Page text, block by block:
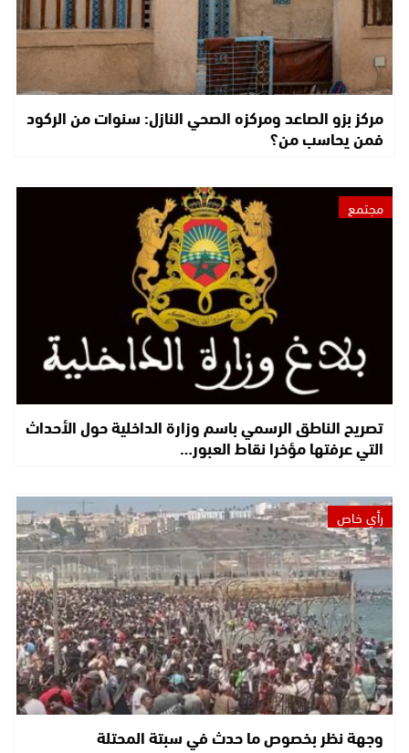
مركز بزو الصاعد ومركزه الصحي النازل: سنوات من الركود
فمن يحاسب من؟
مجتمع
تصريح الناطق الرسمي باسم وزارة الداخلية حول الأحداث
التي عرفتها مؤخرا نقاط العبور…
رأي خاص
وجهة نظر بخصوص ما حدث في سبتة المحتلة